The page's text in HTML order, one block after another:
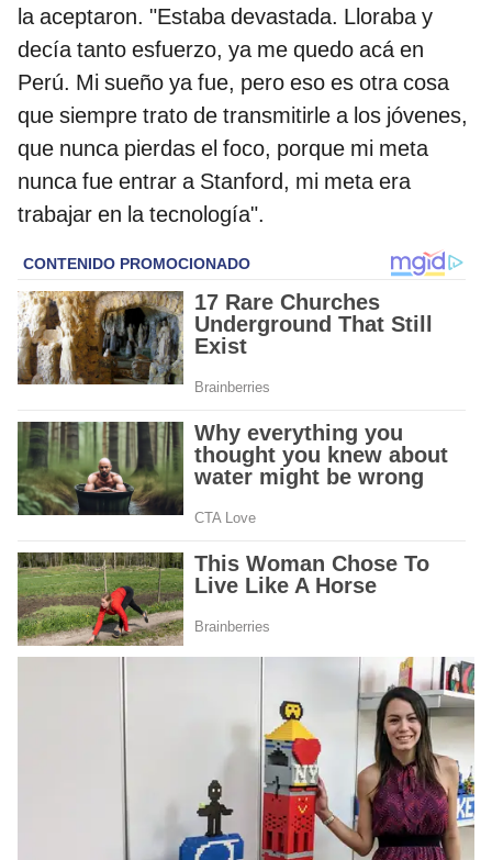
la aceptaron. "Estaba devastada. Lloraba y
decía tanto esfuerzo, ya me quedo acá en
Perú. Mi sueño ya fue, pero eso es otra cosa
que siempre trato de transmitirle a los jóvenes,
que nunca pierdas el foco, porque mi meta
nunca fue entrar a Stanford, mi meta era
trabajar en la tecnología".